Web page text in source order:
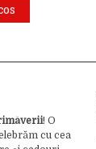
! O
cu cea